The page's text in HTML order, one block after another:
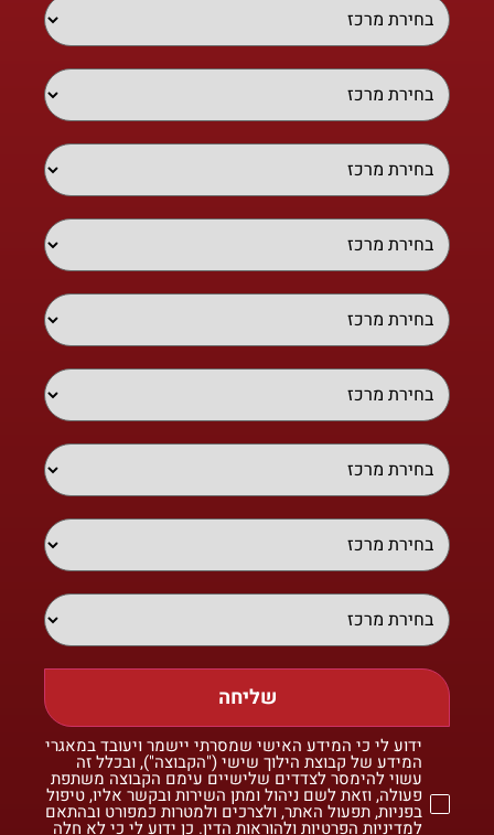
שליחה
ידוע לי כי המידע האישי שמסרתי יישמר ויעובד במאגרי
המידע של קבוצת הילוך שישי ("הקבוצה"), ובכלל זה
עשוי להימסר לצדדים שלישיים עימם הקבוצה משתפת
פעולה, וזאת לשם ניהול ומתן השירות ובקשר אליו, טיפול
בפניות, תפעול האתר, ולצרכים ולמטרות כמפורט ובהתאם
למדיניות הפרטיות ולהוראות הדין. כן ידוע לי כי לא חלה